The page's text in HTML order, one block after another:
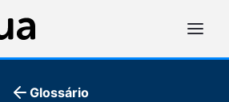
Glossário